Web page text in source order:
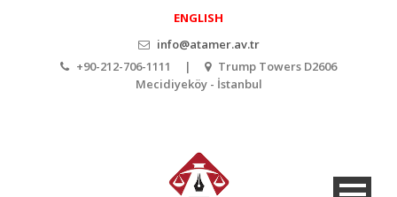
ENGLISH
info@atamer.av.tr
+90-212-706-1111 |
Trump Towers D2606
Mecidiyeköy - İstanbul